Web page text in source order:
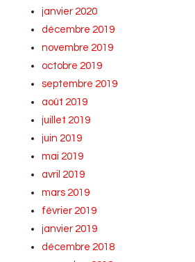
janvier 2020
décembre 2019
novembre 2019
octobre 2019
septembre 2019
août 2019
juillet 2019
juin 2019
mai 2019
avril 2019
mars 2019
février 2019
janvier 2019
décembre 2018